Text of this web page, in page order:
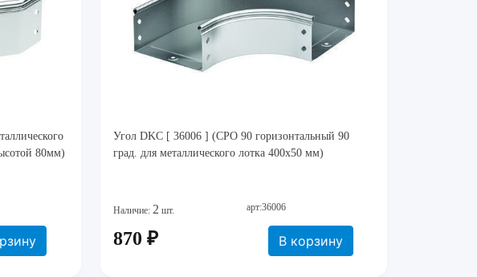
80мм)
Угол DKC [ 36006 ] (CPO 90 горизонтальный 90
град. для металлического лотка 400x50 мм)
Наличие: 2 шт. арт:36006
870 ₽ В корзину